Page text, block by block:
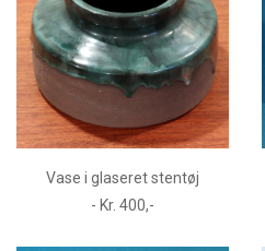
Vase i glaseret stentøj
- Kr. 400,-